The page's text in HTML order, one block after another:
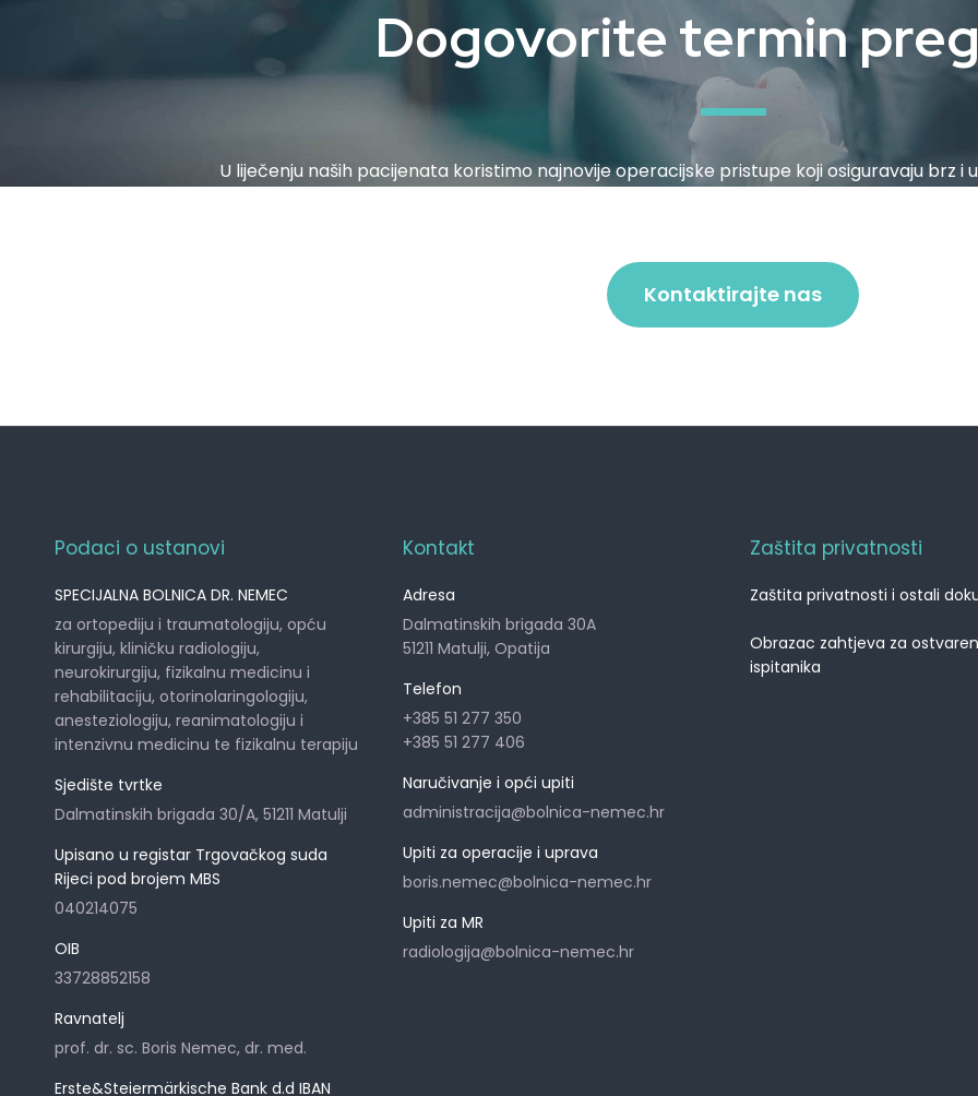
Dogovorite termin
U liječenju naših pacijenata koristimo najnovije operacijske pristupe koji osiguravaju brz i
Kontaktirajte nas
Podaci o ustanovi
SPECIJALNA BOLNICA DR. NEMEC
za ortopediju i traumatologiju, opću
kirurgiju, kliničku radiologiju,
neurokirurgiju, fizikalnu medicinu i
rehabilitaciju, otorinolaringologiju,
anesteziologiju, reanimatologiju i
intenzivnu medicinu te fizikalnu terapiju
Sjedište tvrtke
Dalmatinskih brigada 30/A, 51211 Matulji
Upisano u registar Trgovačkog suda
Rijeci pod brojem MBS
040214075
OIB
33728852158
Ravnatelj
prof. dr. sc. Boris Nemec, dr. med.
Erste&Steiermärkische Bank d.d IBAN
Kontakt
Adresa
Dalmatinskih brigada 30A
51211 Matulji, Opatija
Telefon
+385 51 277 350
+385 51 277 406
Naručivanje i opći upiti
administracija@bolnica-nemec.hr
Upiti za operacije i uprava
boris.nemec@bolnica-nemec.hr
Upiti za MR
radiologija@bolnica-nemec.hr
Zaštita privatnosti
Zaštita privatnosti i ostali
Obrazac zahtjeva za
ispitanika